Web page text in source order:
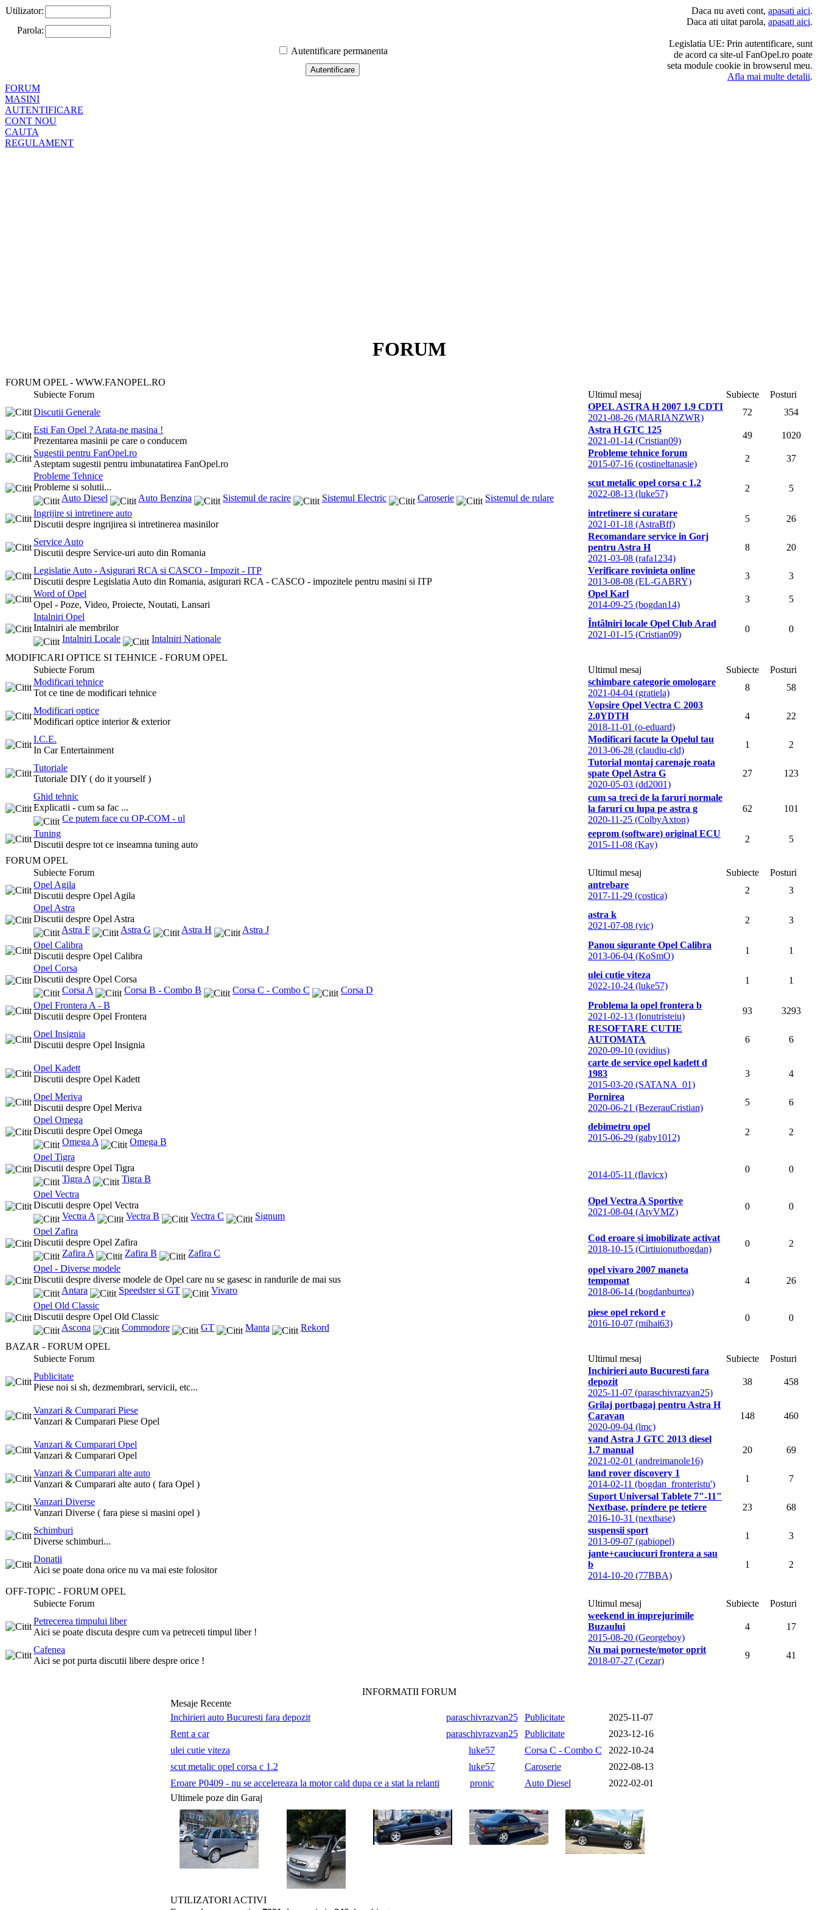
Utilizator: Daca nu aveti cont, apasati aici.
Daca ati uitat parola, apasati aici.
Legislatia UE: Prin autentificare, sunt
de acord ca site-ul FanOpel.ro poate
seta module cookie in browserul meu.
Afla mai multe detalii.
Parola:
Autentificare permanenta
FORUM
MASINI
AUTENTIFICARE
CONT NOU
CAUTA
REGULAMENT
FORUM
FORUM OPEL - WWW.FANOPEL.RO
Subiecte Forum
Ultimul mesaj Subiecte
Posturi
Discutii Generale
OPEL ASTRA H 2007 1.9 CDTI
2021-08-26 (MARIANZWR)
72
354
Esti Fan Opel ? Arata-ne masina !
Prezentarea masinii pe care o conducem
Astra H GTC 125
2021-01-14 (Cristian09)
49
1020
Sugestii pentru FanOpel.ro
Asteptam sugestii pentru imbunatatirea FanOpel.ro
Probleme tehnice forum
2015-07-16 (costineltanasie)
2
37
Probleme Tehnice
Probleme si solutii...
Auto Diesel
Auto Benzina Sistemul de racire Sistemul Electric Caroserie Sistemul de rulare
scut metalic opel corsa c 1.2
2022-08-13 (luke57)
2 5
Ingrijire si intretinere auto
Discutii despre ingrijirea si intretinerea masinilor
intretinere si curatare
2021-01-18 (AstraBff)
5 26
Service Auto
Discutii despre Service-uri auto din Romania
Recomandare service in Gorj
pentru Astra H
2021-03-08 (rafa1234)
8 20
Legislatie Auto - Asigurari RCA si CASCO - Impozit - ITP
Discutii despre Legislatia Auto din Romania, asigurari RCA - CASCO - impozitele pentru masini si ITP
Verificare rovinieta online
2013-08-08 (EL-GABRY)
3
3
Word of Opel
Opel - Poze, Video, Proiecte, Noutati, Lansari
Opel Karl
2014-09-25 (bogdan14)
3
5
Intalniri Opel
Intalniri ale membrilor
Intalniri Locale
Intalniri Nationale
Întâlniri locale Opel Club Arad
2021-01-15 (Cristian09)
0 0
MODIFICARI OPTICE SI TEHNICE - FORUM OPEL
Subiecte Forum
Ultimul mesaj Subiecte
Posturi
Modificari tehnice
Tot ce tine de modificari tehnice
schimbare categorie omologare
2021-04-04 (gratiela)
8 58
Modificari optice
Modificari optice interior & exterior
Vopsire Opel Vectra C 2003
2.0YDTH
2018-11-01 (o-eduard)
4 22
I.C.E.
In Car Entertainment
Modificari facute la Opelul tau
2013-06-28 (claudiu-cld)
1 2
Tutoriale
Tutoriale DIY ( do it yourself )
Tutorial montaj carenaje roata
spate Opel Astra G
2020-05-03 (dd2001)
27 123
Ghid tehnic
Explicatii - cum sa fac ...
Ce putem face cu OP-COM - ul
cum sa treci de la faruri normale
la faruri cu lupa pe astra g
2020-11-25 (ColbyAxton)
62 101
Tuning
Discutii despre tot ce inseamna tuning auto
eeprom (software) original ECU
2015-11-08 (Kay)
2 5
FORUM OPEL
Subiecte Forum
Ultimul mesaj Subiecte
Posturi
Opel Agila
Discutii despre Opel Agila
antrebare
2017-11-29 (costica)
2
3
Opel Astra
Discutii despre Opel Astra
Astra F
Astra G Astra H Astra J
astra k
2021-07-08 (vic)
2 3
Opel Calibra
Discutii despre Opel Calibra
Panou sigurante Opel Calibra
2013-06-04 (KoSmO)
1
1
Opel Corsa
Discutii despre Opel Corsa
Corsa A
Corsa B - Combo B Corsa C - Combo C Corsa D
ulei cutie viteza
2022-10-24 (luke57)
1 1
Opel Frontera A - B
Discutii despre Opel Frontera
Problema la opel frontera b
2021-02-13 (Ionutristeiu)
93 3293
Opel Insignia
Discutii despre Opel Insignia
RESOFTARE CUTIE
AUTOMATA
2020-09-10 (ovidius)
6 6
Opel Kadett
Discutii despre Opel Kadett
carte de service opel kadett d
1983
2015-03-20 (SATANA_01)
3 4
Opel Meriva
Discutii despre Opel Meriva
Pornirea
2020-06-21 (BezerauCristian)
5
6
Opel Omega
Discutii despre Opel Omega
Omega A
Omega B
debimetru opel
2015-06-29 (gaby1012)
2 2
Opel Tigra
Discutii despre Opel Tigra
Tigra A
Tigra B 2014-05-11 (flavicx)
0 0
Opel Vectra
Discutii despre Opel Vectra
Vectra A
Vectra B Vectra C Signum
Opel Vectra A Sportive
2021-08-04 (AtyVMZ)
0 0
Opel Zafira
Discutii despre Opel Zafira
Zafira A
Zafira B Zafira C
Cod eroare și imobilizate activat
2018-10-15 (Cirtiuionutbogdan)
0 2
Opel - Diverse modele
Discutii despre diverse modele de Opel care nu se gasesc in randurile de mai sus
Antara
Speedster si GT Vivaro
opel vivaro 2007 maneta
tempomat
2018-06-14 (bogdanburtea)
4 26
Opel Old Classic
Discutii despre Opel Old Classic
Ascona
Commodore GT Manta Rekord
piese opel rekord e
2016-10-07 (mihai63)
0 0
BAZAR - FORUM OPEL
Subiecte Forum
Ultimul mesaj Subiecte
Posturi
Publicitate
Piese noi si sh, dezmembrari, servicii, etc...
Inchirieri auto Bucuresti fara
depozit
2025-11-07 (paraschivrazvan25)
38 458
Vanzari & Cumparari Piese
Vanzari & Cumparari Piese Opel
Grilaj portbagaj pentru Astra H
Caravan
2020-09-04 (lmc)
148 460
Vanzari & Cumparari Opel
Vanzari & Cumparari Opel
vand Astra J GTC 2013 diesel
1.7 manual
2021-02-01 (andreimanole16)
20 69
Vanzari & Cumparari alte auto
Vanzari & Cumparari alte auto ( fara Opel )
land rover discovery 1
2014-02-11 (bogdan_fronteristu')
1 7
Vanzari Diverse
Vanzari Diverse ( fara piese si masini opel )
Suport Universal Tablete 7"-11"
Nextbase, prindere pe tetiere
2016-10-31 (nextbase)
23 68
Schimburi
Diverse schimburi...
suspensii sport
2013-09-07 (gabiopel)
1 3
Donatii
Aici se poate dona orice nu va mai este folositor
jante+cauciucuri frontera a sau
b
2014-10-20 (77BBA)
1 2
OFF-TOPIC - FORUM OPEL
Subiecte Forum
Ultimul mesaj Subiecte
Posturi
Petrecerea timpului liber
Aici se poate discuta despre cum va petreceti timpul liber !
weekend in imprejurimile
Buzaului
2015-08-20 (Georgeboy)
4 17
Cafenea
Aici se pot purta discutii libere despre orice !
Nu mai porneste/motor oprit
2018-07-27 (Cezar)
9 41
INFORMATII FORUM
Mesaje Recente
Inchirieri auto Bucuresti fara depozit
paraschivrazvan25 Publicitate
2025-11-07
Rent a car
paraschivrazvan25 Publicitate
2023-12-16
ulei cutie viteza
luke57 Corsa C - Combo C
2022-10-24
scut metalic opel corsa c 1.2
luke57 Caroserie
2022-08-13
Eroare P0409 - nu se accelereaza la motor cald dupa ce a stat la relanti
pronic Auto Diesel
2022-02-01
Ultimele poze din Garaj
UTILIZATORI ACTIVI